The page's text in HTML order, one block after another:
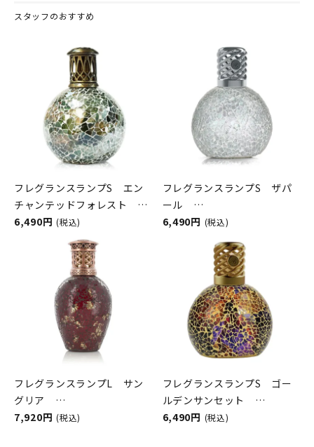
スタッフのおすすめ
フレグランスランプS エン
チャンテッドフォレスト
ASHLEIGH&BURWOOD（ア
シュレイアンドバーウッド）
6,490円 (税込)
フレグランスランプS ザパ
ール
ASHLEIGH&BURWOOD（ア
6,490円 (税込)
フレグランスランプL サン
グリア
ASHLEIGH&BURWOOD（ア
7,920円 (税込)
フレグランスランプS ゴー
ルデンサンセット
ASHLEIGH&BURWOOD（ア
6,490円 (税込)